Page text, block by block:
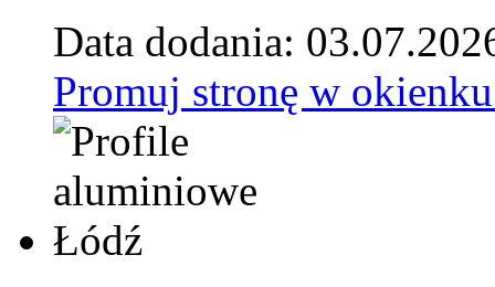
Data dodania:
Promuj stronę w